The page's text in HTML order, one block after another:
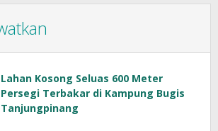
Lahan Kosong Seluas 600 Meter
Persegi Terbakar di Kampung Bugis
Tanjungpinang